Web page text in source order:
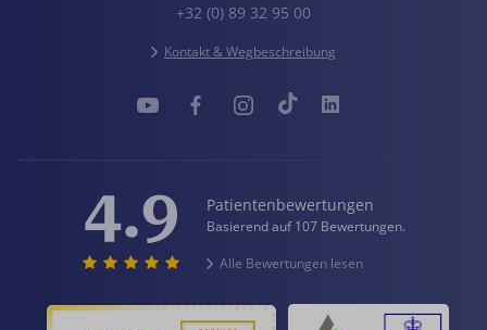
+32 (0) 89 32 95 00
Kontakt & Wegbeschreibung
4.9 Patientenbewertungen
Basierend auf 107 Bewertungen.
Alle Bewertungen lesen